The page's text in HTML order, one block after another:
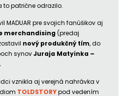
to patrične odrazilo.
MADUAR pre svojich fanúšikov aj
merchandising (predaj
nový produkčný tím, do
synovJuraja Matyinka –
.
vznikla aj verejná nahrávka v
TOLDSTORYpod vedením